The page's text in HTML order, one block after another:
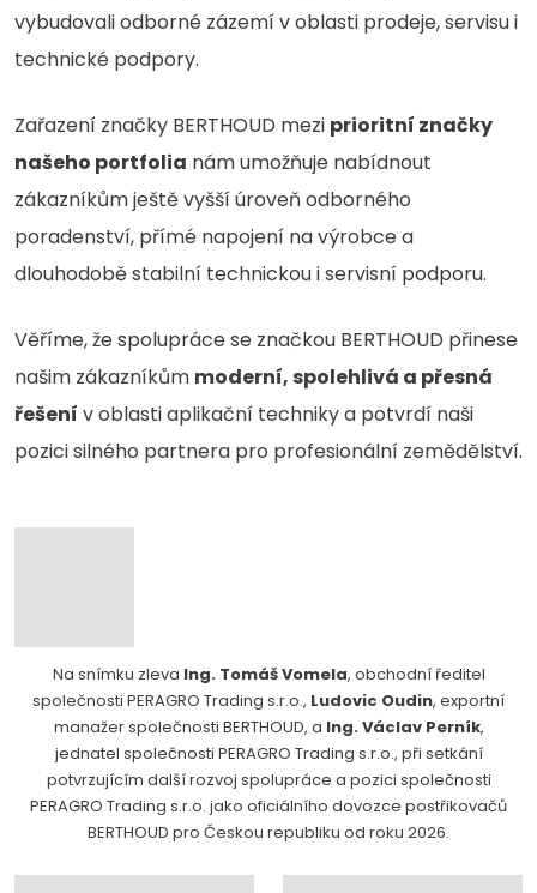
vybudovali odborné zázemí v oblasti prodeje, servisu i
technické podpory.
Zařazení značky BERTHOUD mezi prioritní značky
našeho portfolia nám umožňuje nabídnout
zákazníkům ještě vyšší úroveň odborného
poradenství, přímé napojení na výrobce a
dlouhodobě stabilní technickou i servisní podporu.
Věříme, že spolupráce se značkou BERTHOUD přinese
našim zákazníkům moderní, spolehlivá a přesná
řešení v oblasti aplikační techniky a potvrdí naši
pozici silného partnera pro profesionální zemědělství.
Na snímku zleva Ing. Tomáš Vomela, obchodní ředitel
společnosti PERAGRO Trading s.r.o., Ludovic Oudin, exportní
manažer společnosti BERTHOUD, a Ing. Václav Perník,
jednatel společnosti PERAGRO Trading s.r.o., při setkání
potvrzujícím další rozvoj spolupráce a pozici společnosti
PERAGRO Trading s.r.o. jako oficiálního dovozce postřikovačů
BERTHOUD pro Českou republiku od roku 2026.